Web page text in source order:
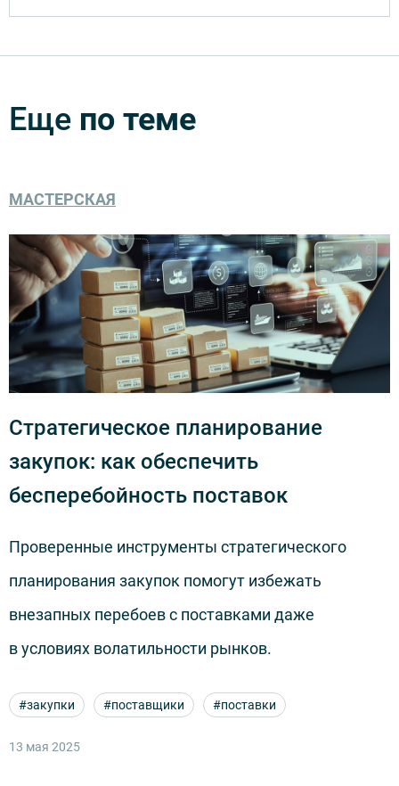
Еще по теме
МАСТЕРСКАЯ
Стратегическое планирование
закупок: как обеспечить
бесперебойность поставок
Проверенные инструменты стратегического
планирования закупок помогут избежать
внезапных перебоев с поставками даже
в условиях волатильности рынков.
#закупки #поставщики #поставки
13 мая 2025